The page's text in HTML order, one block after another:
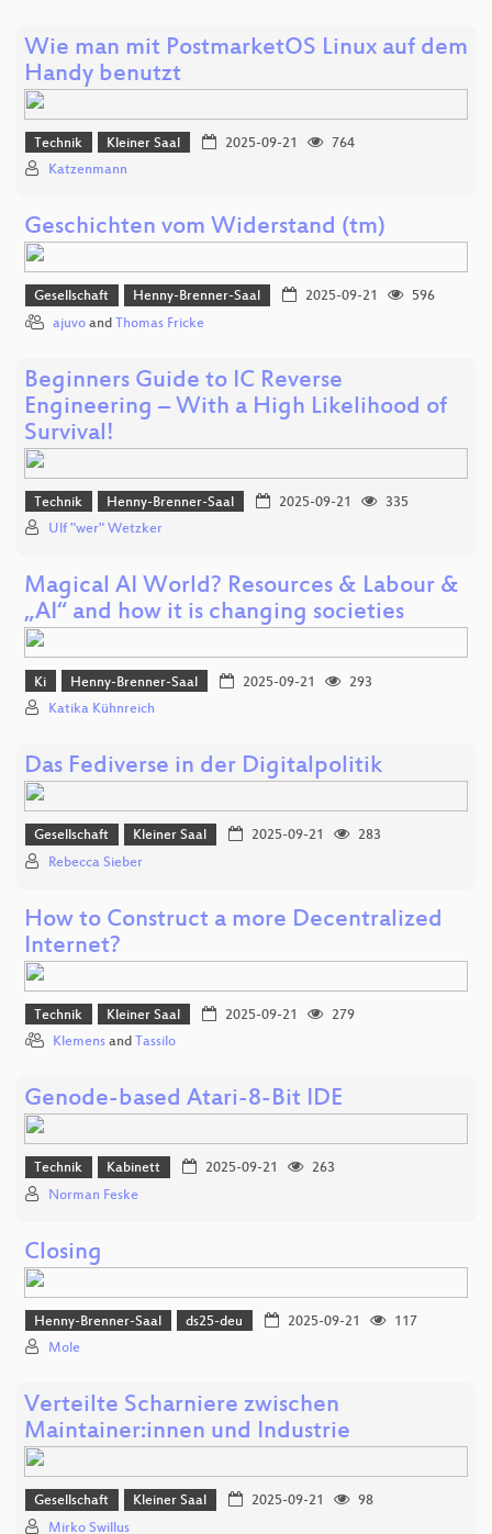
Wie man mit PostmarketOS Linux auf dem
Handy benutzt
Technik Kleiner Saal 2025-09-21
764
Katzenmann
Geschichten vom Widerstand (tm)
Gesellschaft Henny-Brenner-Saal 2025-09-21
596
ajuvo and Thomas Fricke
Beginners Guide to IC Reverse
Engineering – With a High Likelihood of
Survival!
Technik Henny-Brenner-Saal 2025-09-21
335
Ulf "wer" Wetzker
Magical AI World? Resources & Labour &
„AI“ and how it is changing societies
Ki Henny-Brenner-Saal 2025-09-21
293
Katika Kühnreich
Das Fediverse in der Digitalpolitik
Gesellschaft Kleiner Saal 2025-09-21
283
Rebecca Sieber
How to Construct a more Decentralized
Internet?
Technik Kleiner Saal 2025-09-21
279
Klemens and Tassilo
Genode-based Atari-8-Bit IDE
Technik Kabinett 2025-09-21
263
Norman Feske
Closing
Henny-Brenner-Saal ds25-deu 2025-09-21
117
Mole
Verteilte Scharniere zwischen
Maintainer:innen und Industrie
Gesellschaft Kleiner Saal 2025-09-21
98
Mirko Swillus